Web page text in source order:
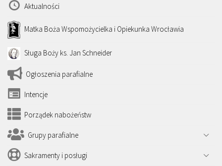
Aktualności
Matka Boża Wspomożycielka i Opiekunka Wrocławia
Sługa Boży ks. Jan Schneider
Ogłoszenia parafialne
Intencje
Porządek nabożeństw
Grupy parafialne
Sakramenty i posługi